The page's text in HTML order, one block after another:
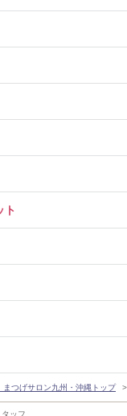
ッフ
ト
まつげサロン九州・沖縄トップ